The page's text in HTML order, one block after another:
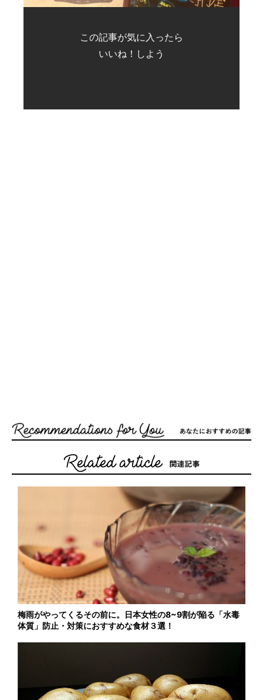
この記事が気に入ったら
いいね！しよう
梅雨がやってくるその前に。日本女性の8~9割が陥る「水毒
体質」防止・対策におすすめな食材３選！